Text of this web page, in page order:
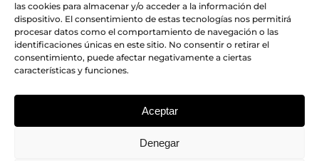
las cookies para almacenar y/o acceder a la información del
dispositivo. El consentimiento de estas tecnologías nos permitirá
procesar datos como el comportamiento de navegación o las
identificaciones únicas en este sitio. No consentir o retirar el
consentimiento, puede afectar negativamente a ciertas
características y funciones.
Aceptar
Denegar